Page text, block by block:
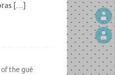
[…]
the gué